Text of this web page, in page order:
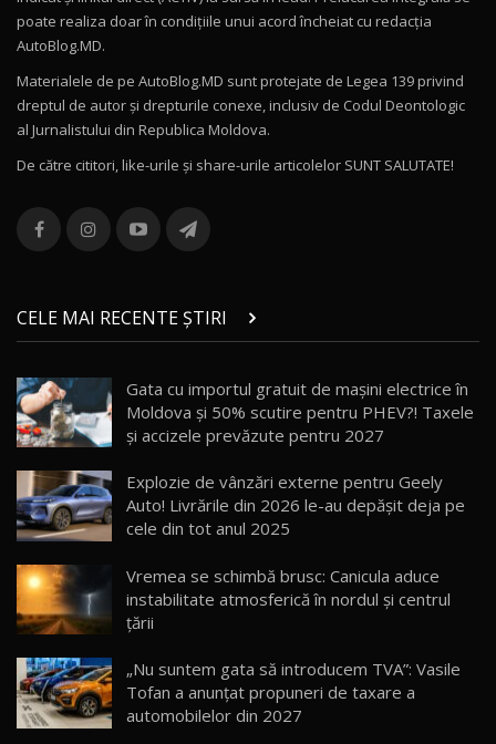
11
Noul Volvo ES90 / Test Drive AutoBlog.MD
12
Noul MG HS / Test Drive AutoBlog.MD
16:48
13
combină aventura cu luxul / AutoBlog.MD
36:08
chinez care face lumea să se întoarcă după el
/ AutoBlog.MD
17:27
15 14:37
16
AutoBlogMD
13:10
17
30:08
Noul Geely EX5 EM-i care a cucerit Moldova
poate realiza doar în condițiile unui acord încheiat cu redacţia
AutoBlog.MD.
Materialele de pe AutoBlog.MD sunt protejate de Legea 139 privind
dreptul de autor și drepturile conexe, inclusiv de Codul Deontologic
al Jurnalistului din Republica Moldova.
De către cititori, like-urile şi share-urile articolelor SUNT SALUTATE!
CELE MAI RECENTE ȘTIRI
Gata cu importul gratuit de mașini electrice în
Moldova și 50% scutire pentru PHEV?! Taxele
și accizele prevăzute pentru 2027
Explozie de vânzări externe pentru Geely
Auto! Livrările din 2026 le-au depășit deja pe
cele din tot anul 2025
Vremea se schimbă brusc: Canicula aduce
instabilitate atmosferică în nordul și centrul
țării
„Nu suntem gata să introducem TVA”: Vasile
Tofan a anunțat propuneri de taxare a
automobilelor din 2027